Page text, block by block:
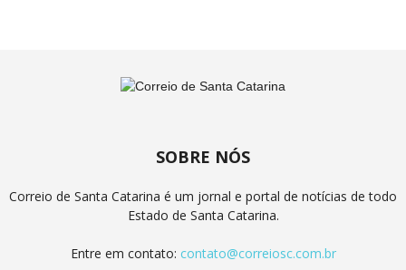
SOBRE NÓS
Correio de Santa Catarina é um jornal e portal de notícias de todo
Estado de Santa Catarina.
Entre em contato: contato@correiosc.com.br